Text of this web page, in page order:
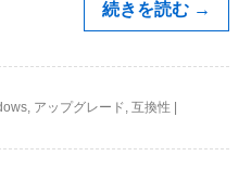
続きを読む →
, アップグレード, 互換性 |